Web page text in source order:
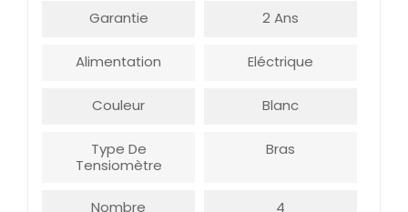
Garantie
2 Ans
Alimentation Eléctrique
Couleur Blanc
Type De
Tensiomètre
Bras
Nombre 4